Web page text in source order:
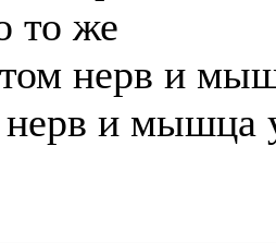
то же
нерв и
и мышца